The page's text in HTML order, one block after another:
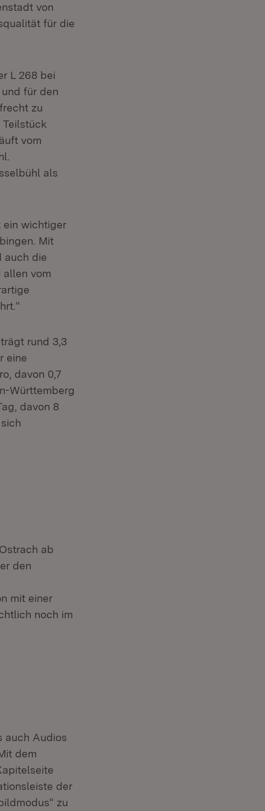
von
für die
L 268 bei
für den
zu
vom
als
ein wichtiger
Mit
auch die
allen vom
rund 3,3
eine
davon 0,7
Württemberg
davon 8
ab
den
mit einer
noch im
auch Audios
dem
der
zu